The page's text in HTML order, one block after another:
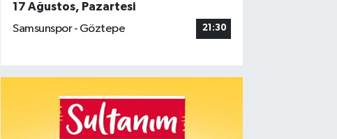
17 Ağustos, Pazartesi
Samsunspor - Göztepe
21:30